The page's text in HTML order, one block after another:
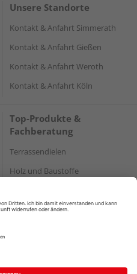
Unsere Standorte
Kontakt & Anfahrt Simmerath
Kontakt & Anfahrt Gießen
Kontakt & Anfahrt Weroth
Kontakt & Anfahrt Köln
Top-Produkte &
Fachberatung
Terrassendielen
Holz und Baustoffe
AGB Barrierefreiheitserklärung